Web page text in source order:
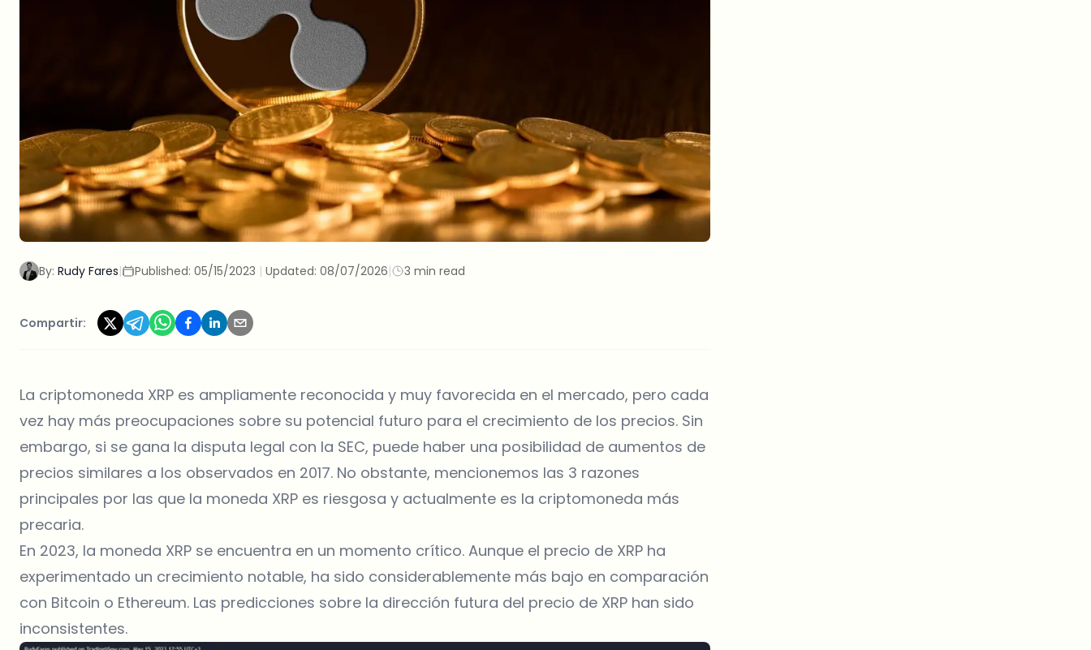
By: Rudy Fares| Published: 05/15/2023 | Updated: 08/07/2026| 3 min read
Compartir:
La criptomoneda XRP es ampliamente reconocida y muy favorecida en el mercado, pero cada
vez hay más preocupaciones sobre su potencial futuro para el crecimiento de los precios. Sin
embargo, si se gana la disputa legal con la SEC, puede haber una posibilidad de aumentos de
precios similares a los observados en 2017. No obstante, mencionemos las 3 razones
principales por las que la moneda XRP es riesgosa y actualmente es la criptomoneda más
precaria.
En 2023, la moneda XRP se encuentra en un momento crítico. Aunque el precio de XRP ha
experimentado un crecimiento notable, ha sido considerablemente más bajo en comparación
con Bitcoin o Ethereum. Las predicciones sobre la dirección futura del precio de XRP han sido
inconsistentes.